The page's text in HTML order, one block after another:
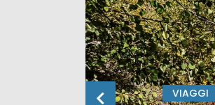
VIAGGI